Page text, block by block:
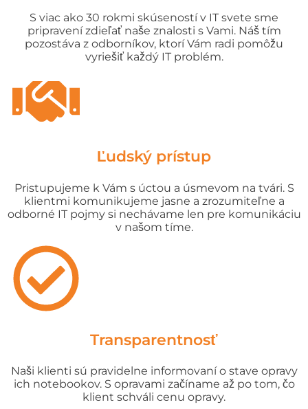
S viac ako 30 rokmi skúseností v IT svete sme
pripravení zdieľať naše znalosti s Vami. Náš tím
pozostáva z odborníkov, ktorí Vám radi pomôžu
vyriešiť každý IT problém.
Ľudský prístup
Pristupujeme k Vám s úctou a úsmevom na tvári. S
klientmi komunikujeme jasne a zrozumiteľne a
odborné IT pojmy si nechávame len pre komunikáciu
v našom tíme.
Transparentnosť
Naši klienti sú pravidelne informovaní o stave opravy
ich notebookov. S opravami začíname až po tom, čo
klient schváli cenu opravy.